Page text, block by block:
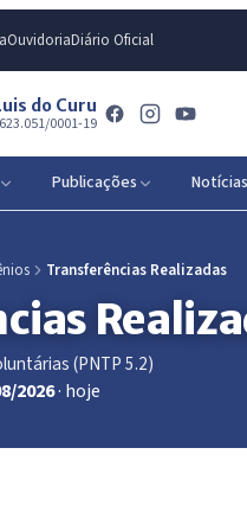
OuvidoriaDiário Oficial
do Curu
0001-19
Publicações Notícias
Transferências Realizadas
(PNTP 5.2)
2026· hoje